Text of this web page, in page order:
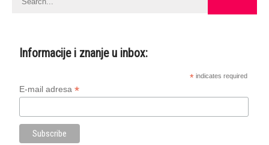
Informacije i znanje u inbox:
* indicates required
E-mail adresa*